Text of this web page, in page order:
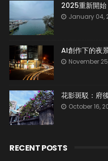
2025重新開始
January 04,
AI創作下的夜
November
花影斑駁：府
October 16,
RECENT POSTS